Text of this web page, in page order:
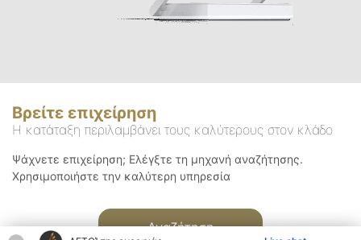
Βρείτε επιχείρηση
Η κατάταξη περιλαμβάνει τους καλύτερους στον κλάδο
Ψάχνετε επιχείρηση; Ελέγξτε τη μηχανή αναζήτησης.
Χρησιμοποιήστε την καλύτερη υπηρεσία
Αναζήτηση